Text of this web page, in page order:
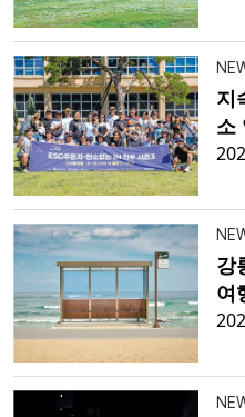
지
소
강
여